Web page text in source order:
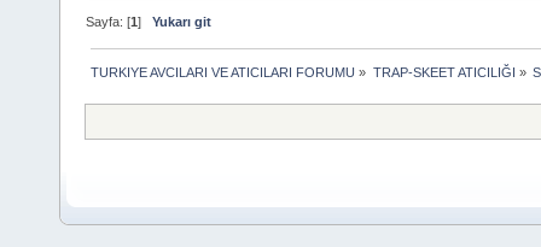
Sayfa: [1]Yukarı git
TURKIYE AVCILARI VE ATICILARI FORUMU » TRAP-SKEET ATICILIĞI »